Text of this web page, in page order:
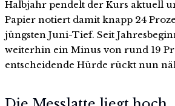
Halbjahr pendelt der Kurs aktuell
Papier notiert damit knapp 24
jüngsten Juni-Tief. Seit
weiterhin ein Minus von rund 19
entscheidende Hürde rückt nun